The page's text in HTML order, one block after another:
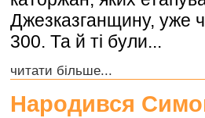
Джезказганщину, уже
300. Та й ті були...
читати більше...
Народився